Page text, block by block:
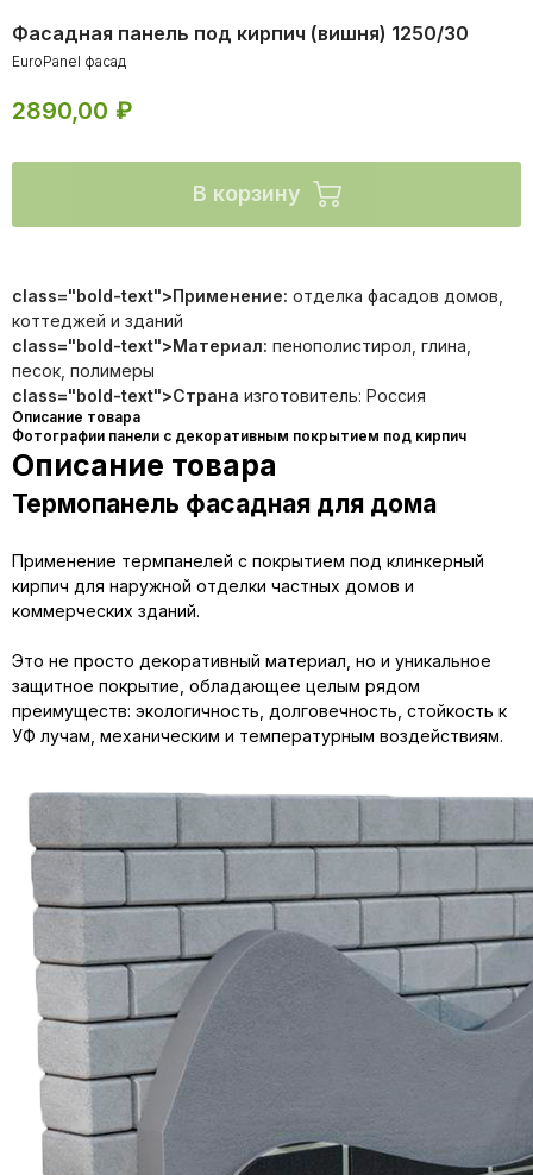
Фасадная панель под кирпич (вишня) 1250/30
EuroPanel фасад
2890,00 ₽
В корзину
покрытие, обладающее целым рядом преимуществ: экологичность,
долговечность, стойкость к УФ лучам, механическим и
температурным воздействиям. Подходит для любых поверхностей.
Пожаробезопасный, влагостойкий. Имеет малый вес: не нагружает
фундамент и легко монтируется на любую стену.
Подходит
class="bold-text">Применение: отделка фасадов домов,
коттеджей и зданий
class="bold-text">Материал: пенополистирол, глина,
песок, полимеры
class="bold-text">Страна изготовитель: Россия
Описание товара
Фотографии панели с декоративным покрытием под кирпич
Описание товара
Термопанель фасадная для дома
Применение термпанелей с покрытием под клинкерный
кирпич для наружной отделки частных домов и
коммерческих зданий.
Это не просто декоративный материал, но и уникальное
защитное покрытие, обладающее целым рядом
преимуществ: экологичность, долговечность, стойкость к
УФ лучам, механическим и температурным воздействиям.